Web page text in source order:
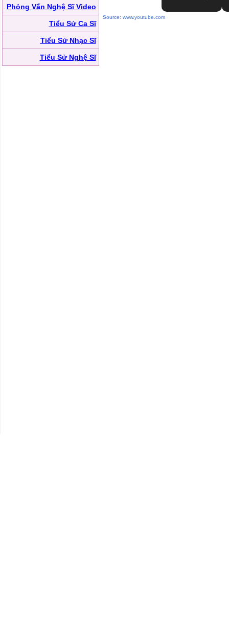
Phỏng Vấn Nghệ Sĩ Video
Tiểu Sử Ca Sĩ
Tiểu Sử Nhạc Sĩ
Tiểu Sử Nghệ Sĩ
Source: www.youtube.com